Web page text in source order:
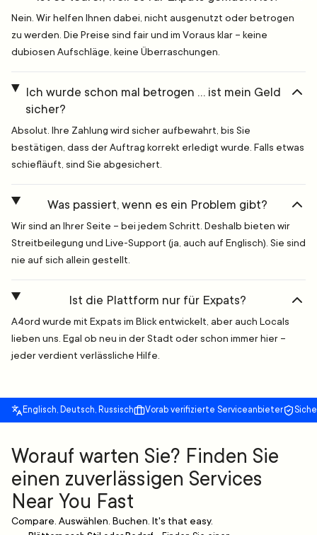
Nein. Wir helfen Ihnen dabei, nicht ausgenutzt oder betrogen
zu werden. Die Preise sind fair und im Voraus klar – keine
dubiosen Aufschläge, keine Überraschungen.
Ich wurde schon mal betrogen … ist mein Geld
sicher?
Absolut. Ihre Zahlung wird sicher aufbewahrt, bis Sie
bestätigen, dass der Auftrag korrekt erledigt wurde. Falls etwas
schiefläuft, sind Sie abgesichert.
Was passiert, wenn es ein Problem gibt?
Wir sind an Ihrer Seite – bei jedem Schritt. Deshalb bieten wir
Streitbeilegung und Live-Support (ja, auch auf Englisch). Sie sind
nie auf sich allein gestellt.
Ist die Plattform nur für Expats?
A4ord wurde mit Expats im Blick entwickelt, aber auch Locals
lieben uns. Egal ob neu in der Stadt oder schon immer hier –
jeder verdient verlässliche Hilfe.
Englisch, Deutsch, Russisch Vorab verifizierte Serviceanbieter
Worauf warten Sie? Finden Sie
einen zuverlässigen Services
Near You Fast
Compare. Auswählen. Buchen. It's that easy.